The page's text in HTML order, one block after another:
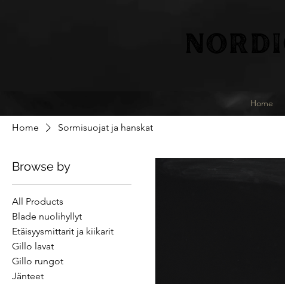
Home
Home Sormisuojat ja hanskat
Browse by
All Products
Blade nuolihyllyt
Etäisyysmittarit ja kiikarit
Gillo lavat
Gillo rungot
Jänteet